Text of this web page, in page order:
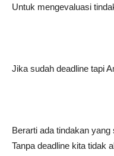
Untuk mengevaluasi
Jika sudah deadline tapi
Berarti ada tindakan
Tanpa deadline kita tidak